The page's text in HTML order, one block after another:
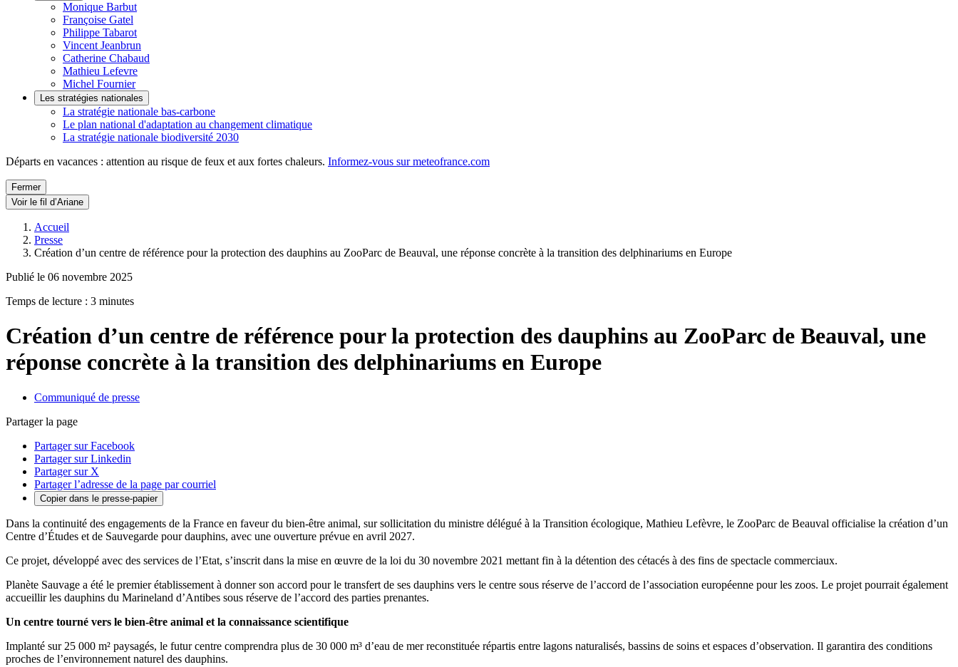
Monique Barbut
Françoise Gatel
Philippe Tabarot
Vincent Jeanbrun
Catherine Chabaud
Mathieu Lefevre
Michel Fournier
Les stratégies nationales
La stratégie nationale bas-carbone
Le plan national d'adaptation au changement climatique
La stratégie nationale biodiversité 2030
Départs en vacances : attention au risque de feux et aux fortes chaleurs. Informez-vous sur meteofrance.com
Fermer
Voir le fil d’Ariane
Accueil
Presse
Création d’un centre de référence pour la protection des dauphins au ZooParc de Beauval, une réponse concrète à la transition des delphinariums en Europe
Publié le 06 novembre 2025
Temps de lecture : 3 minutes
Création d’un centre de référence pour la protection des dauphins au ZooParc de Beauval, une
réponse concrète à la transition des delphinariums en Europe
Communiqué de presse
Partager la page
Partager sur Facebook
Partager sur Linkedin
Partager sur X
Partager l’adresse de la page par courriel
Copier dans le presse-papier
Dans la continuité des engagements de la France en faveur du bien-être animal, sur sollicitation du ministre délégué à la Transition écologique, Mathieu Lefèvre, le ZooParc de Beauval officialise la création d’un
Centre d’Études et de Sauvegarde pour dauphins, avec une ouverture prévue en avril 2027.
Ce projet, développé avec des services de l’Etat, s’inscrit dans la mise en œuvre de la loi du 30 novembre 2021 mettant fin à la détention des cétacés à des fins de spectacle commerciaux.
Planète Sauvage a été le premier établissement à donner son accord pour le transfert de ses dauphins vers le centre sous réserve de l’accord de l’association européenne pour les zoos. Le projet pourrait également
accueillir les dauphins du Marineland d’Antibes sous réserve de l’accord des parties prenantes.
Un centre tourné vers le bien-être animal et la connaissance scientifique
Implanté sur 25 000 m² paysagés, le futur centre comprendra plus de 30 000 m³ d’eau de mer reconstituée répartis entre lagons naturalisés, bassins de soins et espaces d’observation. Il garantira des conditions
proches de l’environnement naturel des dauphins.